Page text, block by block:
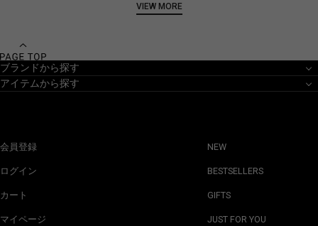
VIEW MORE
ブランドから探す
アイテムから探す
会員登録
ログイン
カート
マイページ
NEW
BESTSELLERS
GIFTS
JUST FOR YOU